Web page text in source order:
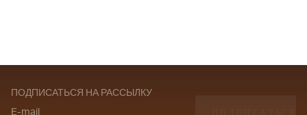
ПОДПИСАТЬСЯ НА РАССЫЛКУ
E-mail